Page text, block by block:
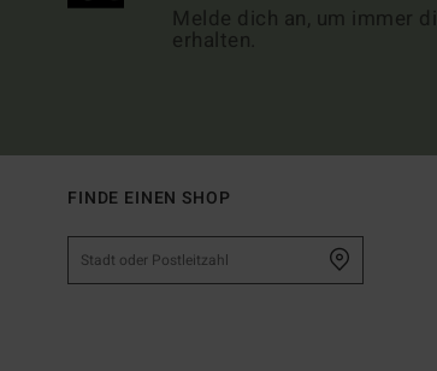
Melde dich an, um immer
erhalten.
FINDE EINEN SHOP